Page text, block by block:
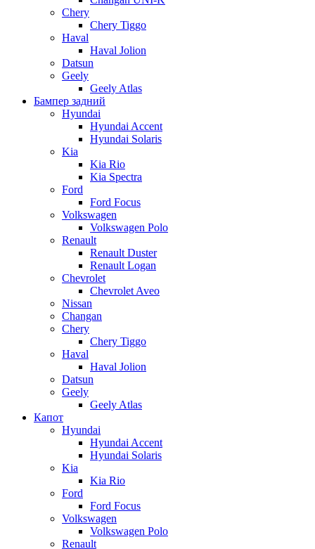
Chery
Chery Tiggo
Haval
Haval Jolion
Datsun
Geely
Geely Atlas
Бампер задний
Hyundai
Hyundai Accent
Hyundai Solaris
Kia
Kia Rio
Kia Spectra
Ford
Ford Focus
Volkswagen
Volkswagen Polo
Renault
Renault Duster
Renault Logan
Chevrolet
Chevrolet Aveo
Nissan
Changan
Chery
Chery Tiggo
Haval
Haval Jolion
Datsun
Geely
Geely Atlas
Капот
Hyundai
Hyundai Accent
Hyundai Solaris
Kia
Kia Rio
Ford
Ford Focus
Volkswagen
Volkswagen Polo
Renault